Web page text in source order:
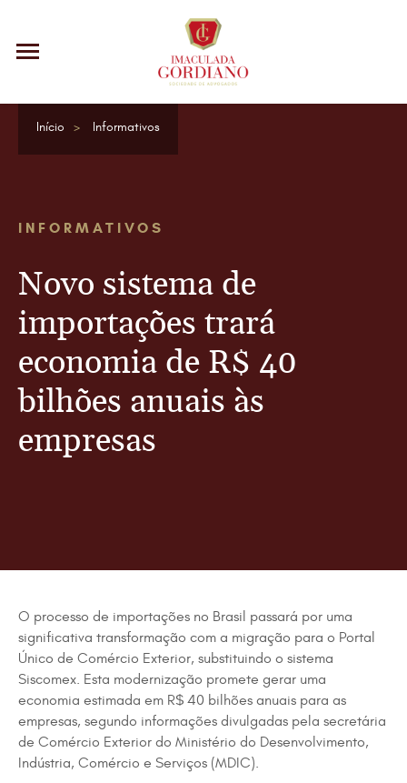
Início Informativos
INFORMATIVOS
Novo sistema de
importações trará
economia de R$ 40
bilhões anuais às
empresas
O processo de importações no Brasil passará por uma
significativa transformação com a migração para o Portal
Único de Comércio Exterior, substituindo o sistema
Siscomex. Esta modernização promete gerar uma
economia estimada em R$ 40 bilhões anuais para as
empresas, segundo informações divulgadas pela secretária
de Comércio Exterior do Ministério do Desenvolvimento,
Indústria, Comércio e Serviços (MDIC).